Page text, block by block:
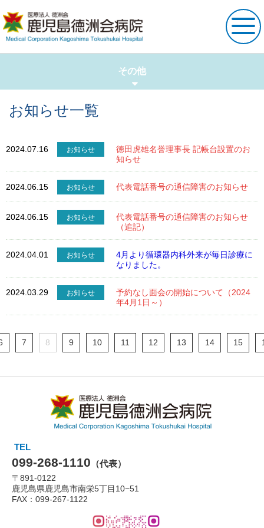
診療科・部門案内
看護部サイト
病院案内
健診・人間ドック
地域とのつながり
交通アクセス
閉じる
お知らせ一覧
2024.07.16 お知らせ
徳田虎雄名誉理事長 記帳台設置のお
知らせ
2024.06.15 お知らせ 代表電話番号の通信障害のお知らせ
2024.06.15 お知らせ
代表電話番号の通信障害のお知らせ
（追記）
2024.04.01 お知らせ
4月より循環器内科外来が毎日診療に
なりました。
2024.03.29 お知らせ
予約なし面会の開始について（2024
年4月1日～）
7 8 9 10 11 12 13 14 15
その他
TEL
099-268-1110 （代表）
〒891-0122
鹿児島県鹿児島市南栄5丁目10−51
FAX：099-267-1122